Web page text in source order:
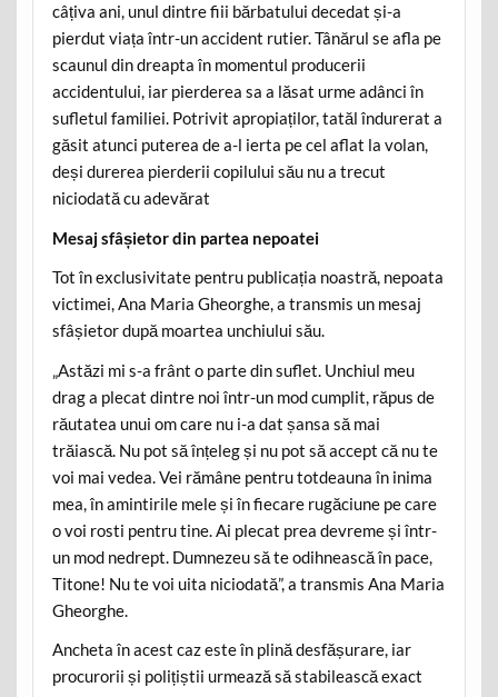
câțiva ani, unul dintre fiii bărbatului decedat și-a
pierdut viața într-un accident rutier. Tânărul se afla pe
scaunul din dreapta în momentul producerii
accidentului, iar pierderea sa a lăsat urme adânci în
sufletul familiei. Potrivit apropiaților, tatăl îndurerat a
găsit atunci puterea de a-l ierta pe cel aflat la volan,
deși durerea pierderii copilului său nu a trecut
niciodată cu adevărat
Mesaj sfâșietor din partea nepoatei
Tot în exclusivitate pentru publicația noastră, nepoata
victimei, Ana Maria Gheorghe, a transmis un mesaj
sfâșietor după moartea unchiului său.
„Astăzi mi s-a frânt o parte din suflet. Unchiul meu
drag a plecat dintre noi într-un mod cumplit, răpus de
răutatea unui om care nu i-a dat șansa să mai
trăiască. Nu pot să înțeleg și nu pot să accept că nu te
voi mai vedea. Vei rămâne pentru totdeauna în inima
mea, în amintirile mele și în fiecare rugăciune pe care
o voi rosti pentru tine. Ai plecat prea devreme și într-
un mod nedrept. Dumnezeu să te odihnească în pace,
Titone! Nu te voi uita niciodată”, a transmis Ana Maria
Gheorghe.
Ancheta în acest caz este în plină desfășurare, iar
procurorii și polițiștii urmează să stabilească exact